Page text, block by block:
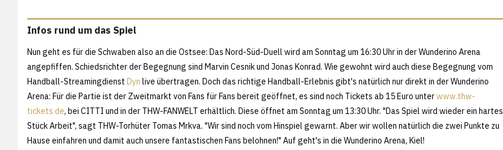
Infos rund um das Spiel
Nun geht es für die Schwaben also an die Ostsee: Das Nord-Süd-Duell wird am Sonntag um 16:30 Uhr in der Wunderino Arena
angepfiffen. Schiedsrichter der Begegnung sind Marvin Cesnik und Jonas Konrad. Wie gewohnt wird auch diese Begegnung vom
Handball-Streamingdienst Dyn live übertragen. Doch das richtige Handball-Erlebnis gibt's natürlich nur direkt in der Wunderino
Arena: Für die Partie ist der Zweitmarkt von Fans für Fans bereit geöffnet, es sind noch Tickets ab 15 Euro unterwww.thw-
tickets.de, bei CITTI und in der THW-FANWELT erhältlich. Diese öffnet am Sonntag um 13:30 Uhr. "Das Spiel wird wieder ein hartes
Stück Arbeit", sagt THW-Torhüter Tomas Mrkva. "Wir sind noch vom Hinspiel gewarnt. Aber wir wollen natürlich die zwei Punkte zu
Hause einfahren und damit auch unsere fantastischen Fans belohnen!" Auf geht's in die Wunderino Arena, Kiel!